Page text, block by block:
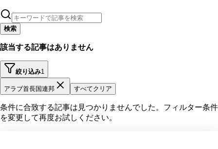
検索
該当する記事はありません
絞り込み1
アラブ首長国連邦 すべてクリア
条件に合致する記事は見つかりませんでした。フィルター条件
を変更して再度お試しください。